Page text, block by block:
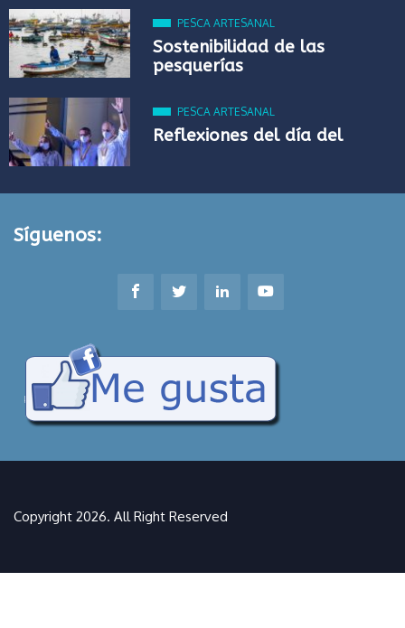
PESCA ARTESANAL
Sostenibilidad de las
pesquerías
PESCA ARTESANAL
Reflexiones del día del
Síguenos:
Copyright 2026. All Right Reserved